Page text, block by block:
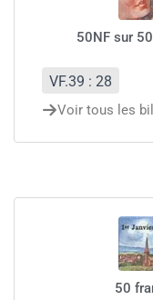
50NF sur
Voir tous les
VF.39 : 28
50